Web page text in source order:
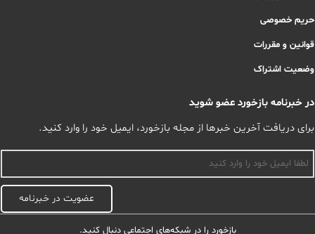
حریم خصوصی
قوانین و مقررات
وضعیت اشتراک
در خبرنامه بازخورد عضو شوید
برای دریافت آخرین خبرها از مجله بازخورد، ایمیل خود را وارد کنید.
عضویت در خبرنامه
بازخورد را در شبکه‌های اجتماعی دنبال کنید.